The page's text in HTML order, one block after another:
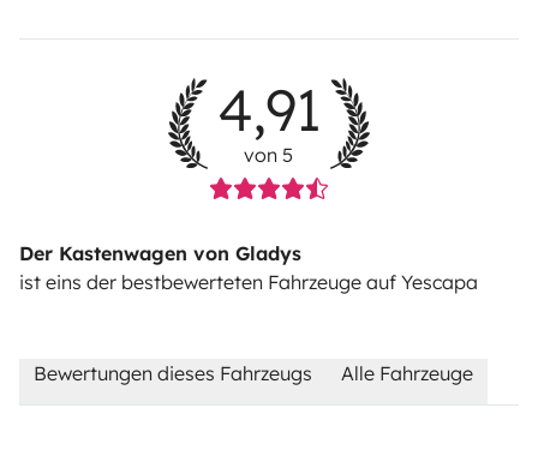
4,91
von 5
Der Kastenwagen von Gladys
ist eins der bestbewerteten Fahrzeuge auf Yescapa
Bewertungen dieses Fahrzeugs Alle Fahrzeuge